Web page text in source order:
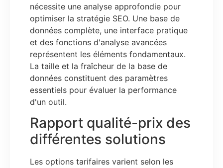
nécessite une analyse approfondie pour
optimiser la stratégie SEO. Une base de
données complète, une interface pratique
et des fonctions d'analyse avancées
représentent les éléments fondamentaux.
La taille et la fraîcheur de la base de
données constituent des paramètres
essentiels pour évaluer la performance
d'un outil.
Rapport qualité-prix des
différentes solutions
Les options tarifaires varient selon les